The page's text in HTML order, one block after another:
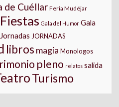
de CuéllarFeria Mudéjar
Fiestas Gala del Humor Gala
Jornadas JORNADAS
libros magia Monologos
pleno relatos salida
Turismo